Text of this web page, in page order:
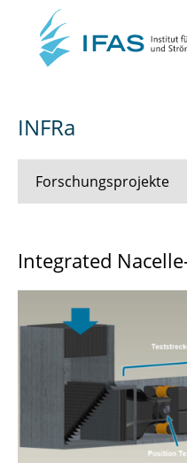
INFRa
Forschungsprojekte
AWARE-LuA
AVACON
CICLOP
DEFCA
Integrated